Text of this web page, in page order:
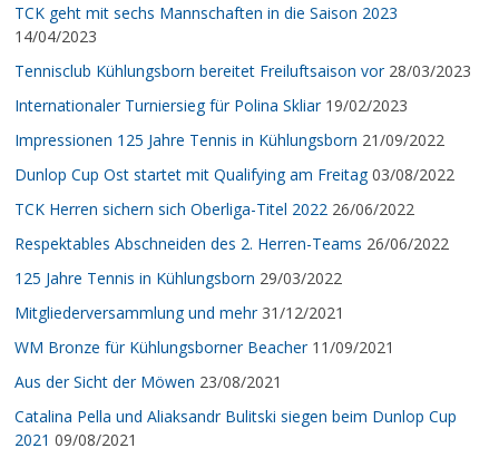
TCK geht mit sechs Mannschaften in die Saison 2023
14/04/2023
Tennisclub Kühlungsborn bereitet Freiluftsaison vor 28/03/2023
Internationaler Turniersieg für Polina Skliar 19/02/2023
Impressionen 125 Jahre Tennis in Kühlungsborn 21/09/2022
Dunlop Cup Ost startet mit Qualifying am Freitag 03/08/2022
TCK Herren sichern sich Oberliga-Titel 2022 26/06/2022
Respektables Abschneiden des 2. Herren-Teams 26/06/2022
125 Jahre Tennis in Kühlungsborn 29/03/2022
Mitgliederversammlung und mehr 31/12/2021
WM Bronze für Kühlungsborner Beacher 11/09/2021
Aus der Sicht der Möwen 23/08/2021
Catalina Pella und Aliaksandr Bulitski siegen beim Dunlop Cup
2021 09/08/2021